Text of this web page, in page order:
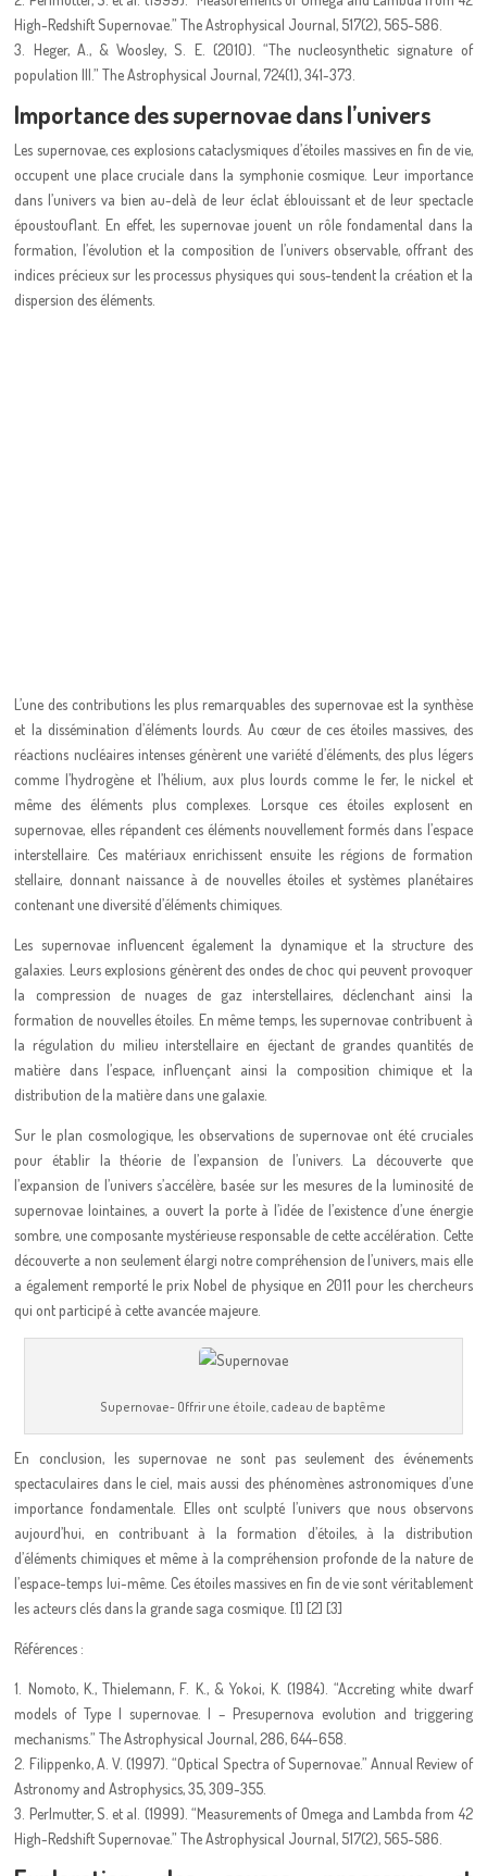
High-Redshift Supernovae.” The Astrophysical Journal, 517(2), 565-586.
3. Heger, A., & Woosley, S. E. (2010). “The nucleosynthetic signature of
population III.” The Astrophysical Journal, 724(1), 341-373.
Importance des supernovae dans l’univers
Les supernovae, ces explosions cataclysmiques d’étoiles massives en fin de vie,
occupent une place cruciale dans la symphonie cosmique. Leur importance
dans l’univers va bien au-delà de leur éclat éblouissant et de leur spectacle
époustouflant. En effet, les supernovae jouent un rôle fondamental dans la
formation, l’évolution et la composition de l’univers observable, offrant des
indices précieux sur les processus physiques qui sous-tendent la création et la
dispersion des éléments.
L’une des contributions les plus remarquables des supernovae est la synthèse
et la dissémination d’éléments lourds. Au cœur de ces étoiles massives, des
réactions nucléaires intenses génèrent une variété d’éléments, des plus légers
comme l’hydrogène et l’hélium, aux plus lourds comme le fer, le nickel et
même des éléments plus complexes. Lorsque ces étoiles explosent en
supernovae, elles répandent ces éléments nouvellement formés dans l’espace
interstellaire. Ces matériaux enrichissent ensuite les régions de formation
stellaire, donnant naissance à de nouvelles étoiles et systèmes planétaires
contenant une diversité d’éléments chimiques.
Les supernovae influencent également la dynamique et la structure des
galaxies. Leurs explosions génèrent des ondes de choc qui peuvent provoquer
la compression de nuages de gaz interstellaires, déclenchant ainsi la
formation de nouvelles étoiles. En même temps, les supernovae contribuent à
la régulation du milieu interstellaire en éjectant de grandes quantités de
matière dans l’espace, influençant ainsi la composition chimique et la
distribution de la matière dans une galaxie.
Sur le plan cosmologique, les observations de supernovae ont été cruciales
pour établir la théorie de l’expansion de l’univers. La découverte que
l’expansion de l’univers s’accélère, basée sur les mesures de la luminosité de
supernovae lointaines, a ouvert la porte à l’idée de l’existence d’une énergie
sombre, une composante mystérieuse responsable de cette accélération. Cette
découverte a non seulement élargi notre compréhension de l’univers, mais elle
a également remporté le prix Nobel de physique en 2011 pour les chercheurs
qui ont participé à cette avancée majeure.
Supernovae- Offrir une étoile, cadeau de baptême
En conclusion, les supernovae ne sont pas seulement des événements
spectaculaires dans le ciel, mais aussi des phénomènes astronomiques d’une
importance fondamentale. Elles ont sculpté l’univers que nous observons
aujourd’hui, en contribuant à la formation d’étoiles, à la distribution
d’éléments chimiques et même à la compréhension profonde de la nature de
l’espace-temps lui-même. Ces étoiles massives en fin de vie sont véritablement
les acteurs clés dans la grande saga cosmique. [1] [2] [3]
Références :
1. Nomoto, K., Thielemann, F. K., & Yokoi, K. (1984). “Accreting white dwarf
models of Type I supernovae. I – Presupernova evolution and triggering
mechanisms.” The Astrophysical Journal, 286, 644-658.
2. Filippenko, A. V. (1997). “Optical Spectra of Supernovae.” Annual Review of
Astronomy and Astrophysics, 35, 309-355.
3. Perlmutter, S. et al. (1999). “Measurements of Omega and Lambda from 42
High-Redshift Supernovae.” The Astrophysical Journal, 517(2), 565-586.